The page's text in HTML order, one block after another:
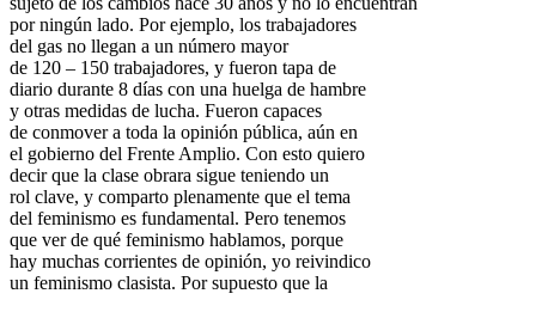
por ningún lado. Por ejemplo, los trabajadores
del gas no llegan a un número mayor
de 120 – 150 trabajadores, y fueron tapa de
diario durante 8 días con una huelga de hambre
y otras medidas de lucha. Fueron capaces
de conmover a toda la opinión pública, aún en
el gobierno del Frente Amplio. Con esto quiero
decir que la clase obrara sigue teniendo un
rol clave, y comparto plenamente que el tema
del feminismo es fundamental. Pero tenemos
que ver de qué feminismo hablamos, porque
hay muchas corrientes de opinión, yo reivindico
un feminismo clasista. Por supuesto que la